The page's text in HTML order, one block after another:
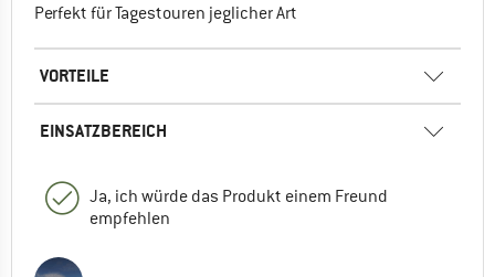
Perfekt für Tagestouren jeglicher Art
VORTEILE
EINSATZBEREICH
Ja, ich würde das Produkt einem Freund
empfehlen